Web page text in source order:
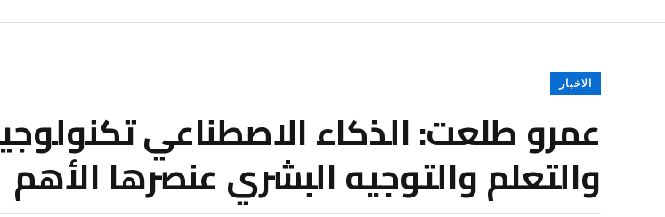
الاخبار
عمرو طلعت: الذكاء الاصطناعي
والتعلم والتوجيه البشري عنصرها الأهم